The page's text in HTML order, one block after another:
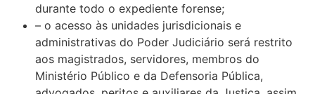
durante todo o expediente forense;
– o acesso às unidades jurisdicionais e
administrativas do Poder Judiciário será restrito
aos magistrados, servidores, membros do
Ministério Público e da Defensoria Pública,